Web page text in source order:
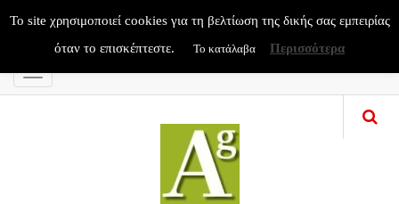
Menu
To site χρησιμοποιεί cookies για τη βελτίωση της δικής σας εμπειρίας
όταν το επισκέπτεστε.
Το κατάλαβα Περισσότερα